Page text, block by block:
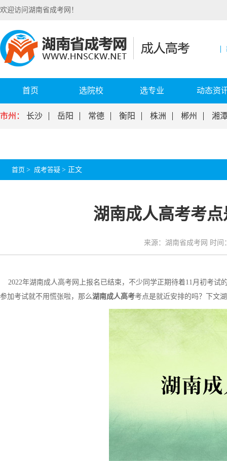
欢迎访问湖南省成考网！
首页 选院校 选专业 动态资
市州： 长沙 岳阳 常德 衡阳 株洲 郴州 湘
首页 > 成考答疑 > 正文
湖南成人高考考
来源：湖南省成考网 时间
2022年湖南成人高考网上报名已结束，不少同学正期待着11月初考试
参加考试就不用慌张啦，那么湖南成人高考考点是就近安排的吗？下文